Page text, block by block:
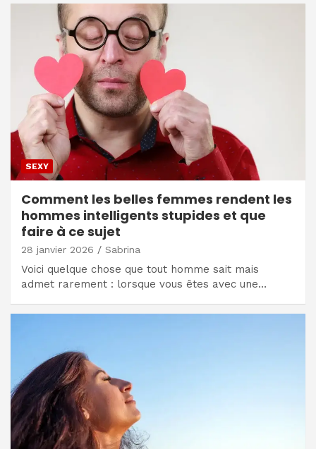
SEXY
Comment les belles femmes rendent les
hommes intelligents stupides et que
faire à ce sujet
28 janvier 2026 Sabrina
Voici quelque chose que tout homme sait mais
admet rarement : lorsque vous êtes avec une…